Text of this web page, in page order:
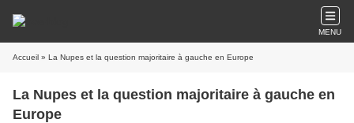
MENU
Accueil » La Nupes et la question majoritaire à gauche en Europe
La Nupes et la question majoritaire à gauche en
Europe